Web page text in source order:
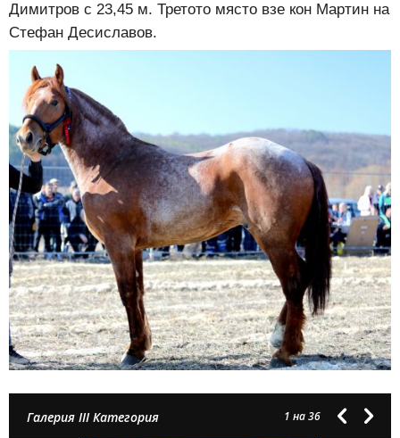
Димитров с 23,45 м. Третото място взе кон Мартин на
Стефан Десиславов.
Галерия III Категория 1 на 36